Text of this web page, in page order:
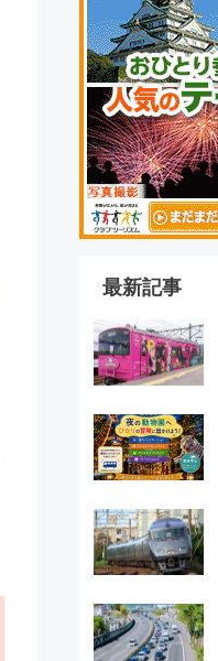
最新記事